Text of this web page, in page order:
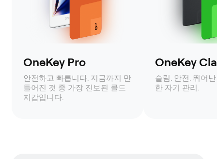
OneKey Pro
안전하고 빠릅니다. 지금까지 만
들어진 것 중 가장 진보된 콜드
지갑입니다.
OneKey
슬림. 안전. 뛰어
한 자기 관리.